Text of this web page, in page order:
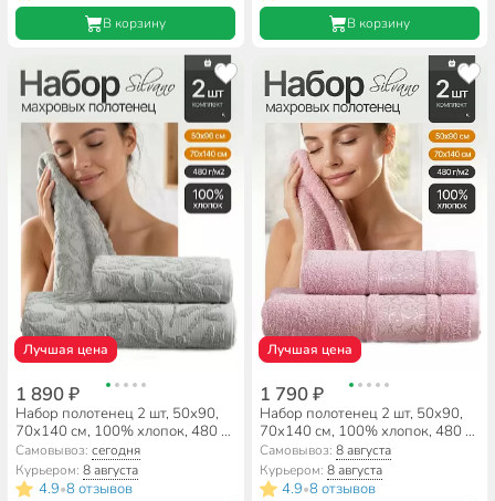
В корзину В корзину
Лучшая цена
1 890 ₽
Набор полотенец 2 шт, 50х90,
70х140 см, 100% хлопок, 480 г/
м2, Silvano, Эмми, серо-
ментоловый, Турция
Самовывоз:сегодня
Курьером:8 августа
4.9•8 отзывов
Лучшая цена
1 790 ₽
Набор полотенец 2 шт, 50х90,
70х140 см, 100% хлопок, 480 г/
м2, Silvano, Сильви, лиловый,
Турция
Самовывоз: 8 августа
Курьером: 8 августа
4.9•8 отзывов